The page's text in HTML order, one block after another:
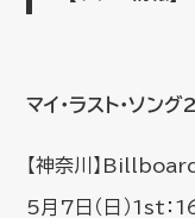
マイ・ラスト・ソ
【神奈川】
5月7日（日）1st